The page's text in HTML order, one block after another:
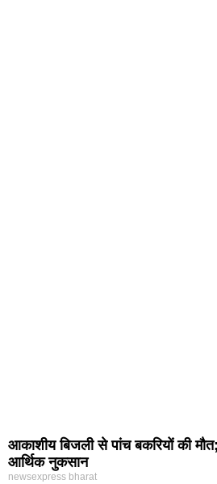
आकाशीय बिजली से पांच बकरियों की मौत;
आर्थिक नुकसान
newsexpress bharat